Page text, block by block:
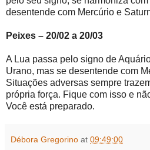
desentende com Mercúrio e
Peixes – 20/02 a 20/03
A Lua passa pelo signo de
Urano, mas se desentende com
Situações adversas sempre
própria força. Fique com isso e
Você está preparado.
Débora Gregorino at 09:49:00